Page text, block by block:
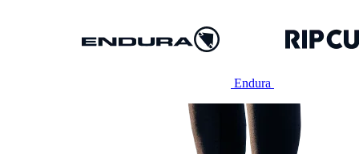
Endura